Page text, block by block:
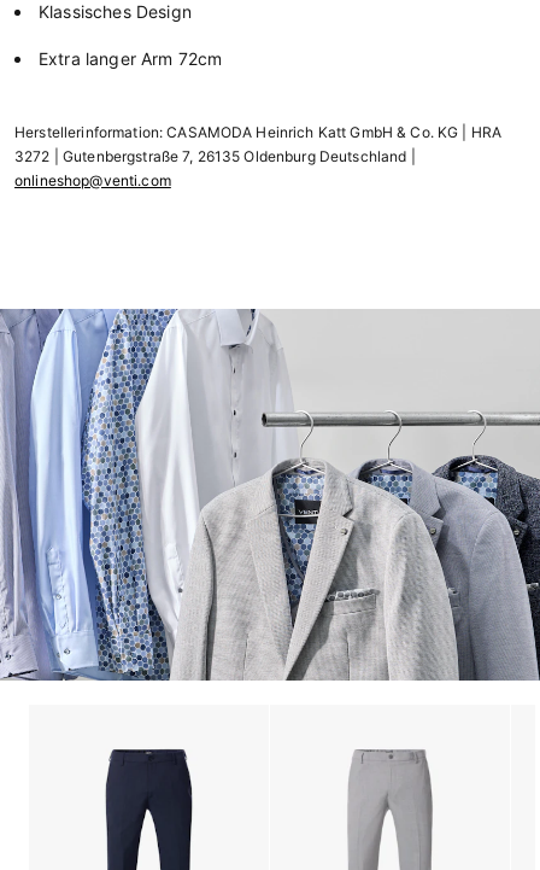
Klassisches Design
Extra langer Arm 72cm
Herstellerinformation: CASAMODA Heinrich Katt GmbH & Co. KG | HRA
3272 | Gutenbergstraße 7, 26135 Oldenburg Deutschland |
onlineshop@venti.com